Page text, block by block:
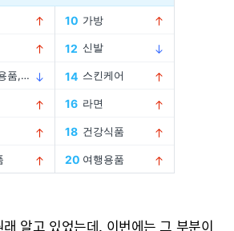
알고 있었는데, 이번에는 그 부분이